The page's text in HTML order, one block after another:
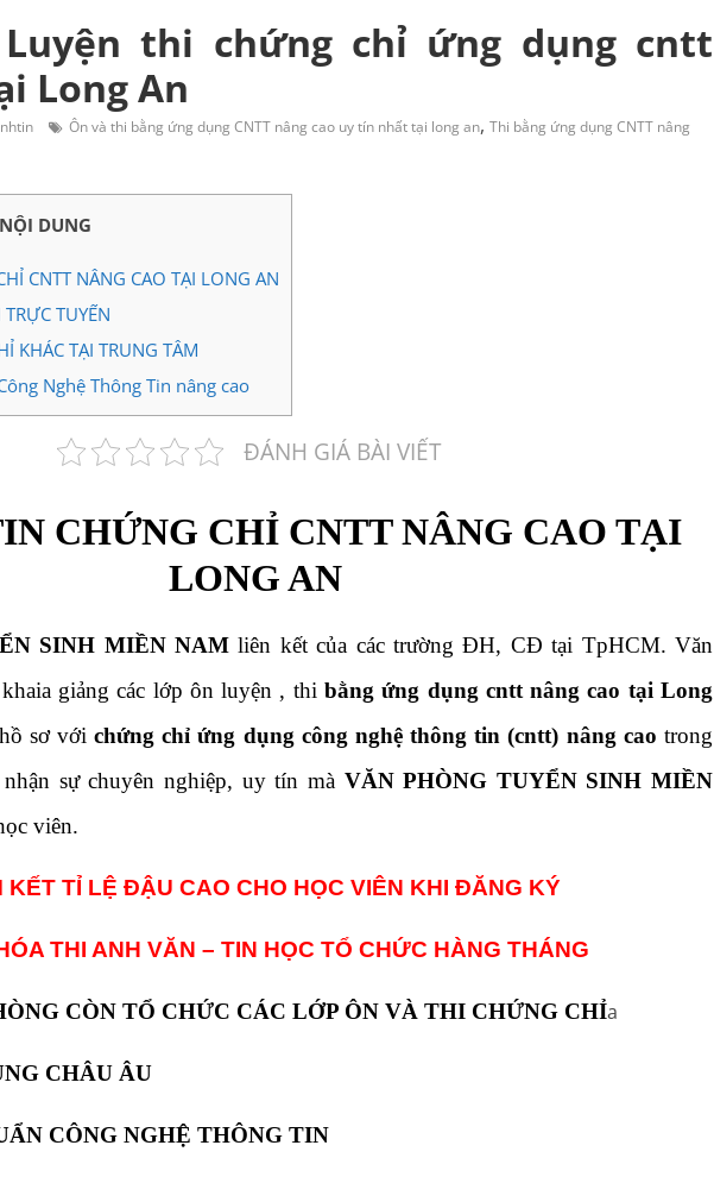
thi chứng chỉ ứng dụng cntt
Long An
Ôn và thi bằng ứng dụng CNTT nâng cao uy tín nhất tại long an, Thi bằng ứng dụng CNTT nâng
NỘI DUNG
CNTT NÂNG CAO TẠI LONG AN
TUYẾN
KHÁC TẠI TRUNG TÂM
Nghệ Thông Tin nâng cao
ĐÁNH GIÁ BÀI VIẾT
CHỨNG CHỈ CNTT NÂNG CAO TẠI
LONG AN
SINH MIỀN NAM liên kết của các trường ĐH, CĐ tại TpHCM. Văn
giảng các lớp ôn luyện , thibằng ứng dụng cntt nâng cao tại Long
sơ vớichứng chỉ ứng dụng công nghệ thông tin (cntt) nâng cao trong
sự chuyên nghiệp, uy tín mà VĂN PHÒNG TUYỂN SINH MIỀN
viên.
KẾT TỈ LỆ ĐẬU CAO CHO HỌC VIÊN KHI ĐĂNG KÝ
THI ANH VĂN – TIN HỌC TỔ CHỨC HÀNG THÁNG
CÒN TỔ CHỨC CÁC LỚP ÔN VÀ THI CHỨNG CHỈa
CHÂU ÂU
CÔNG NGHỆ THÔNG TIN